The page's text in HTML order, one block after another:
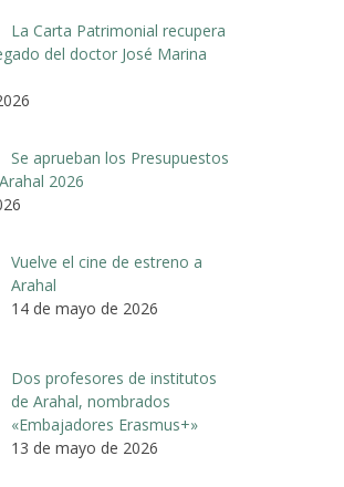
La Carta Patrimonial recupera
del doctor José Marina
Se aprueban los Presupuestos
2026
Vuelve el cine de estreno a
Arahal
14 de mayo de 2026
Dos profesores de institutos
de Arahal, nombrados
«Embajadores Erasmus+»
13 de mayo de 2026